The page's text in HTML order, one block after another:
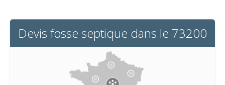
Devis fosse septique dans le 73200